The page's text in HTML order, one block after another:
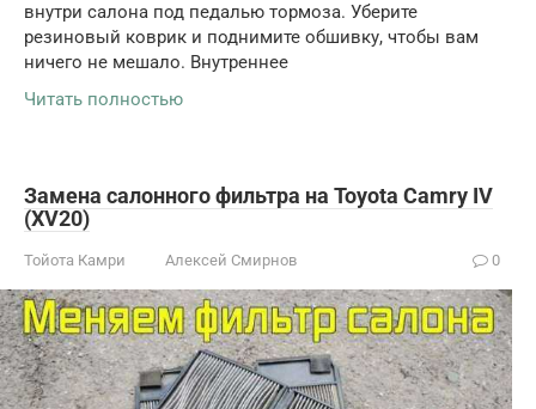
внутри салона под педалью тормоза. Уберите
резиновый коврик и поднимите обшивку, чтобы вам
ничего не мешало. Внутреннее
Читать полностью
Замена салонного фильтра на Toyota Camry IV
(XV20)
Тойота Камри Алексей Смирнов 0